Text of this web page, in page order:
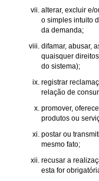
alterar, excluir e/
o simples intuito
da demanda;
difamar, abusar,
quaisquer
do sistema);
registrar
relação de
promover,
produtos ou
postar ou
mesmo fato;
recusar a
esta for